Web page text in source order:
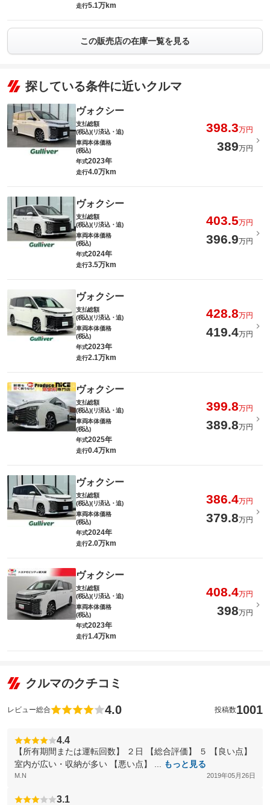
走行5.1万km
この販売店の在庫一覧を見る
探している条件に近いクルマ
ヴォクシー
支払総額
(税込)(リ済込・追)
398.3万円
車両本体価格
(税込)
389万円
年式2023年
走行4.0万km
ヴォクシー
支払総額
(税込)(リ済込・追)
403.5万円
車両本体価格
(税込)
396.9万円
年式2024年
走行3.5万km
ヴォクシー
支払総額
(税込)(リ済込・追)
428.8万円
車両本体価格
(税込)
419.4万円
年式2023年
走行2.1万km
ヴォクシー
支払総額
(税込)(リ済込・追)
399.8万円
車両本体価格
(税込)
389.8万円
年式2025年
走行0.4万km
ヴォクシー
支払総額
(税込)(リ済込・追)
386.4万円
車両本体価格
(税込)
379.8万円
年式2024年
走行2.0万km
ヴォクシー
支払総額
(税込)(リ済込・追)
408.4万円
車両本体価格
(税込)
398万円
年式2023年
走行1.4万km
クルマのクチコミ
レビュー総合 4.0 投稿数1001
4.4
【所有期間または運転回数】 ２日 【総合評価】 ５ 【良い点】
室内が広い・収納が多い 【悪い点】 ...
もっと見る
M.N 2019年05月26日
3.1